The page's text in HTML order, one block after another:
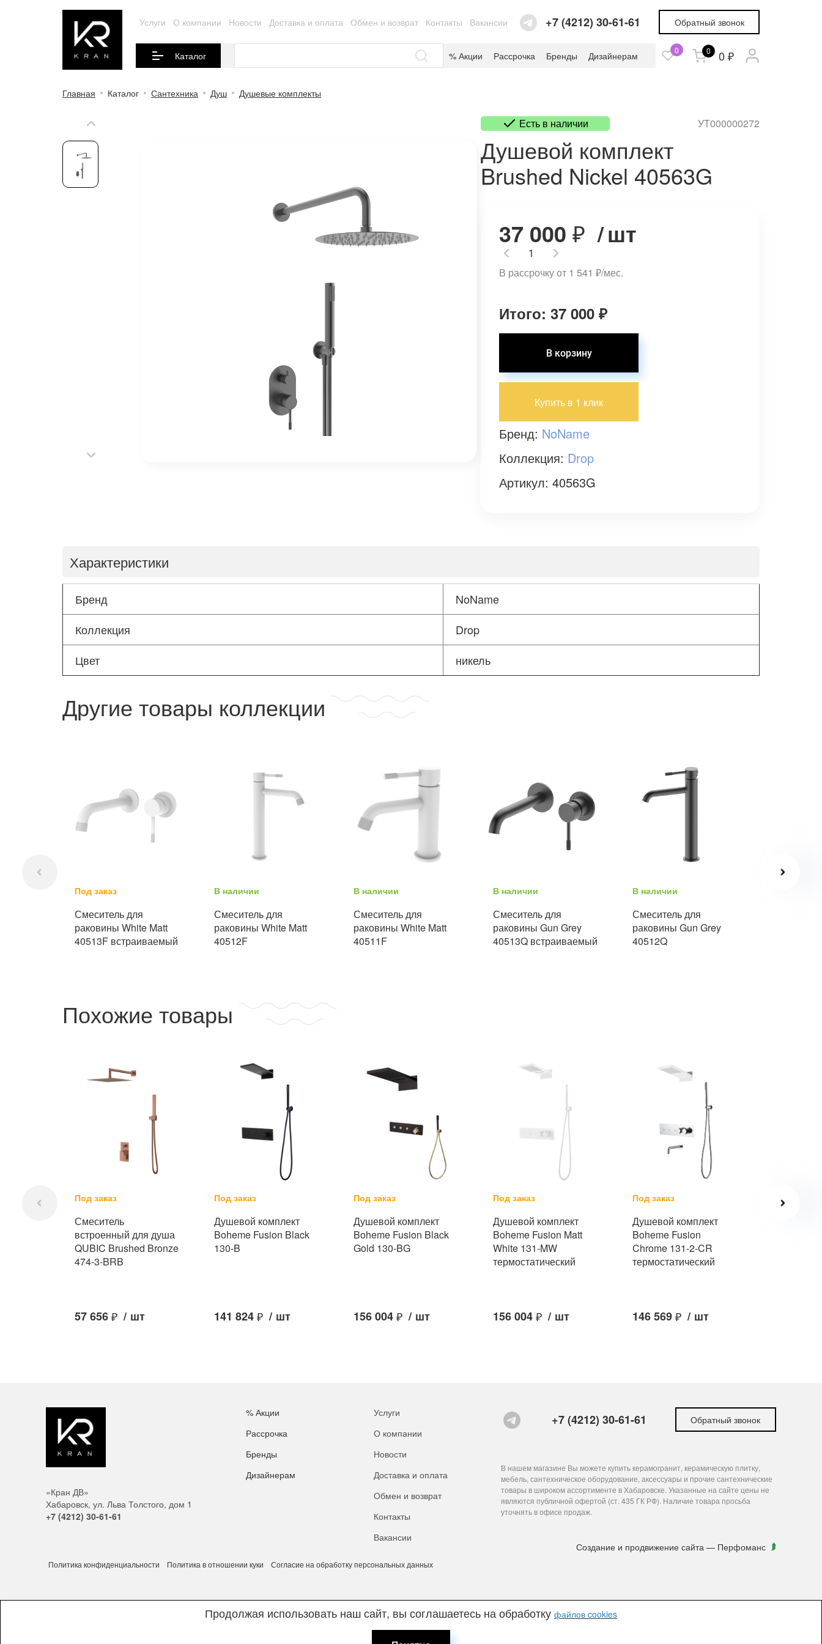
Услуги О компании Новости Доставка и оплата Обмен и возврат Контакты Вакансии +7 (4212) 30-61-61 Обратный звонок
Каталог % Акции Рассрочка Бренды Дизайнерам 0 0 0 ₽
Главная Каталог Сантехника Душ Душевые комплекты
Есть в наличии УТ000000272
Душевой комплект
Brushed Nickel 40563G
37 000 ₽ /шт
В рассрочку от 1 541 ₽/мес.
Итого: 37 000 ₽
Купить в 1 клик
Бренд: NoName
Коллекция: Drop
Артикул: 40563G
Характеристики
Бренд
NoName
Коллекция
Drop
Цвет
никель
Другие товары коллекции
Под заказ
Смеситель для
раковины White Matt
40513F встраиваемый
В наличии
Смеситель для
раковины White Matt
40512F
В наличии
Смеситель для
раковины White Matt
40511F
В наличии
Смеситель для
раковины Gun Grey
40513Q встраиваемый
В наличии
Смеситель для
раковины Gun Grey
40512Q
Похожие товары
Под заказ
Смеситель
встроенный для душа
QUBIC Brushed Bronze
474-3-BRB
57 656₽ / шт
Под заказ
Душевой комплект
Boheme Fusion Black
130-B
141 824₽ / шт
Под заказ
Душевой комплект
Boheme Fusion Black
Gold 130-BG
156 004₽ / шт
Под заказ
Душевой комплект
Boheme Fusion Matt
White 131-MW
термостатический
156 004₽ / шт
Под заказ
Душевой комплект
Boheme Fusion
Chrome 131-2-CR
термостатический
146 569₽ / шт
Под заказ
«Кран ДВ»
Хабаровск, ул. Льва Толстого, дом 1
+7 (4212) 30-61-61
% Акции
Рассрочка
Бренды
Дизайнерам
Услуги
О компании
Новости
Доставка и оплата
Обмен и возврат
Контакты
Вакансии
+7 (4212) 30-61-61 Обратный звонок
В нашем магазине Вы можете купить керамогранит, керамическую плитку,
мебель, сантехническое оборудование, аксессуары и прочие сантехнические
товары в широком ассортименте в Хабаровске. Указанные на сайте цены не
являются публичной офертой (ст. 435 ГК РФ). Наличие товара просьба
уточнять в офисе продаж.
Создание и продвижение сайта — Перфоманс
Политика конфиденциальности Политика в отношении куки Согласие на обработку персональных данных
Продолжая использовать наш сайт, вы соглашаетесь на обработку файлов cookies